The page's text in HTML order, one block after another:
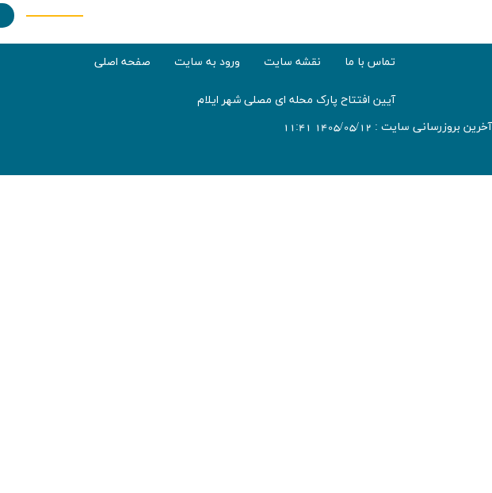
تماس با ما نقشه سایت ورود به سایت صفحه اصلی
آیین افتتاح پارک محله ای مصلی شهر ایلام
آخرین بروزرسانی سایت : 1405/05/12 11:41